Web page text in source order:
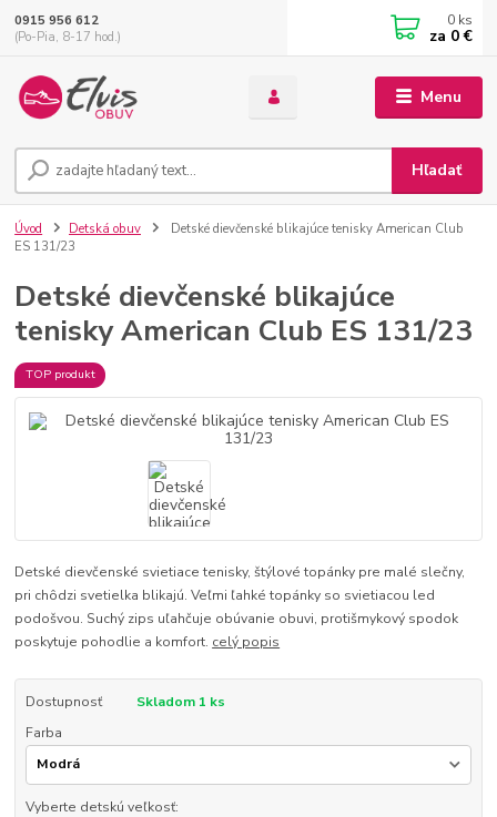
Menu
Hľadať
0915 956 612
(Po-Pia, 8-17 hod.)
0 ks
za 0 €
Úvod Detská obuv
Detské dievčenské blikajúce tenisky American Club
ES 131/23
Detské dievčenské blikajúce
tenisky American Club ES 131/23
TOP produkt
Detské dievčenské svietiace tenisky, štýlové topánky pre malé slečny,
pri chôdzi svetielka blikajú. Veľmi ľahké topánky so svietiacou led
podošvou. Suchý zips uľahčuje obúvanie obuvi, protišmykový spodok
poskytuje pohodlie a komfort. celý popis
Dostupnosť
Skladom 1 ks
Farba
Vyberte detskú veľkosť: